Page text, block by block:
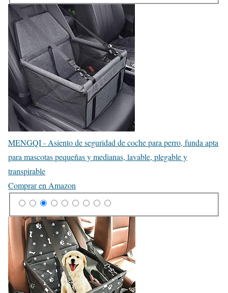
MENGQI - Asiento de seguridad de coche para perro, funda apta
para mascotas pequeñas y medianas, lavable, plegable y
transpirable
Comprar en Amazon